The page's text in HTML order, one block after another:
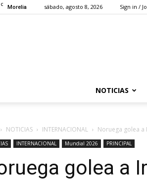
C Morelia sábado, agosto 8, 2026 Sign in /
NOTICIAS
NOTICIAS INTERNACIONAL Noruega golea a
INTERNACIONAL Mundial 2026 PRINCIPAL
golea a